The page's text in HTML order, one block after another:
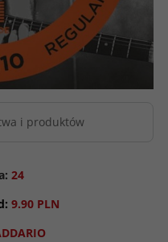
i produktów
24
9.90 PLN